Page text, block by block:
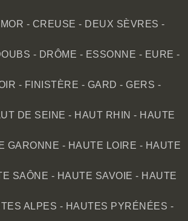
- CREUSE - DEUX SÈVRES -
- DRÔME - ESSONNE - EURE -
- FINISTÈRE - GARD - GERS -
DE SEINE - HAUT RHIN - HAUTE
GARONNE - HAUTE LOIRE - HAUTE
SAÔNE - HAUTE SAVOIE - HAUTE
ALPES - HAUTES PYRÉNÉES -